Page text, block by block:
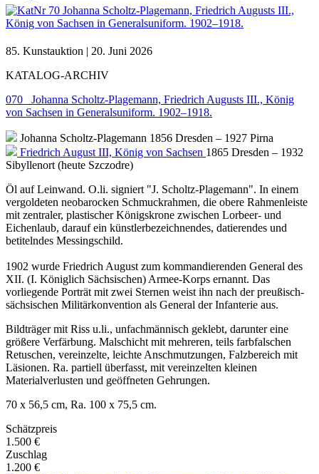
85. Kunstauktion | 20. Juni 2026
KATALOG-ARCHIV
070 Johanna Scholtz-Plagemann, Friedrich Augusts III., König
von Sachsen in Generalsuniform. 1902–1918.
Johanna Scholtz-Plagemann 1856 Dresden – 1927 Pirna
Friedrich August III, König von Sachsen 1865 Dresden – 1932
Sibyllenort (heute Szczodre)
Öl auf Leinwand. O.li. signiert "J. Scholtz-Plagemann". In einem
vergoldeten neobarocken Schmuckrahmen, die obere Rahmenleiste
mit zentraler, plastischer Königskrone zwischen Lorbeer- und
Eichenlaub, darauf ein künstlerbezeichnendes, datierendes und
betitelndes Messingschild.
1902 wurde Friedrich August zum kommandierenden General des
XII. (I. Königlich Sächsischen) Armee-Korps ernannt. Das
vorliegende Porträt mit zwei Sternen weist ihn nach der preußisch-
sächsischen Militärkonvention als General der Infanterie aus.
Bildträger mit Riss u.li., unfachmännisch geklebt, darunter eine
größere Verfärbung. Malschicht mit mehreren, teils farbfalschen
Retuschen, vereinzelte, leichte Anschmutzungen, Falzbereich mit
Läsionen. Ra. partiell überfasst, mit vereinzelten kleinen
Materialverlusten und geöffneten Gehrungen.
70 x 56,5 cm, Ra. 100 x 75,5 cm.
Schätzpreis
1.500 €
Zuschlag
1.200 €